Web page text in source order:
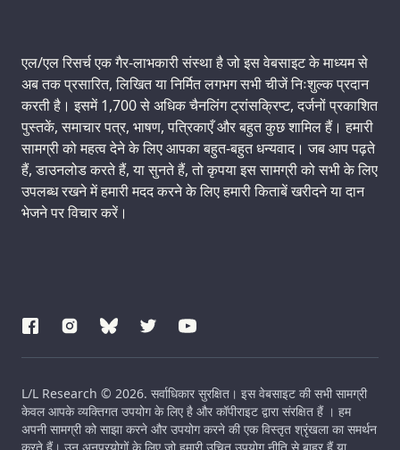
Support us:
एल/एल रिसर्च एक गैर-लाभकारी संस्था है जो इस वेबसाइट के माध्यम से
अब तक प्रसारित, लिखित या निर्मित लगभग सभी चीजें निःशुल्क प्रदान
करती है। इसमें 1,700 से अधिक चैनलिंग ट्रांसक्रिप्ट, दर्जनों प्रकाशित
पुस्तकें, समाचार पत्र, भाषण, पत्रिकाएँ और बहुत कुछ शामिल हैं। हमारी
सामग्री को महत्व देने के लिए आपका बहुत-बहुत धन्यवाद। जब आप पढ़ते
हैं, डाउनलोड करते हैं, या सुनते हैं, तो कृपया इस सामग्री को सभी के लिए
उपलब्ध रखने में हमारी मदद करने के लिए हमारी किताबें खरीदने या दान
भेजने पर विचार करें।
L/L Research © 2026. सर्वाधिकार सुरक्षित। इस वेबसाइट की सभी सामग्री
केवल आपके व्यक्तिगत उपयोग के लिए है और कॉपीराइट द्वारा संरक्षित हैं । हम
अपनी सामग्री को साझा करने और उपयोग करने की एक विस्तृत श्रृंखला का समर्थन